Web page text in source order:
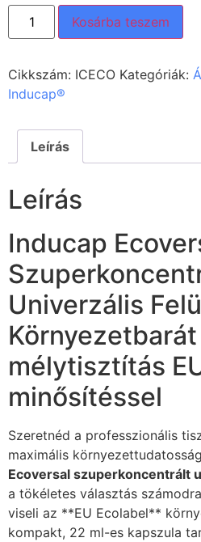
Kosárba teszem
Cikkszám: ICECO Kategóriák:
Inducap®
Leírás
Leírás
Inducap
Univerzális
Környezetbarát
mélytisztítás
minősítéssel
Szeretnéd a professzionális
maximális
Ecoversal szuperkoncentrált
a tökéletes választás
viseli az **EU Ecolabel**
kompakt, 22 ml-es kapszula